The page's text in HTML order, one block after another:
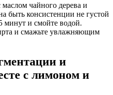
чайного дерева и
быть консистенции не густой
минут и смойте водой.
и смажьте увлажняющим
и
с лимоном и